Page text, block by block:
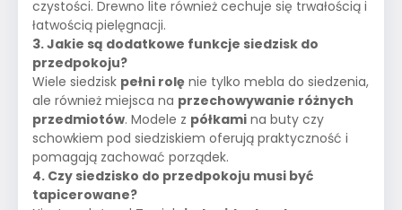
czystości. Drewno lite również cechuje się trwałością i
łatwością pielęgnacji.
3. Jakie są dodatkowe funkcje siedzisk do
przedpokoju?
Wiele siedzisk pełni rolę nie tylko mebla do siedzenia,
ale również miejsca na przechowywanie różnych
przedmiotów. Modele z półkami na buty czy
schowkiem pod siedziskiem oferują praktyczność i
pomagają zachować porządek.
4. Czy siedzisko do przedpokoju musi być
tapicerowane?